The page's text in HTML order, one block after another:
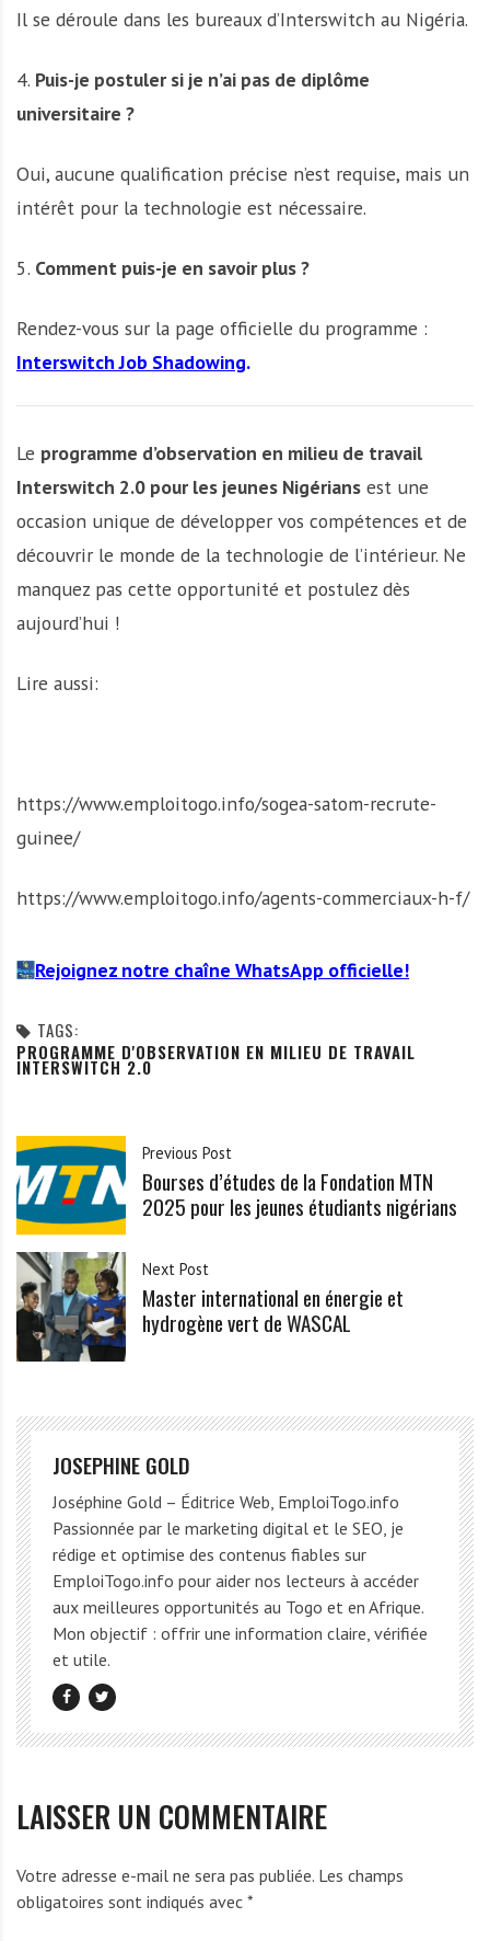
Il se déroule dans les bureaux d’Interswitch au Nigéria.
4. Puis-je postuler si je n’ai pas de diplôme
universitaire ?
Oui, aucune qualification précise n’est requise, mais un
intérêt pour la technologie est nécessaire.
5. Comment puis-je en savoir plus ?
Rendez-vous sur la page officielle du programme :
Interswitch Job Shadowing.
Le programme d’observation en milieu de travail
Interswitch 2.0 pour les jeunes Nigérians est une
occasion unique de développer vos compétences et de
découvrir le monde de la technologie de l’intérieur. Ne
manquez pas cette opportunité et postulez dès
aujourd’hui !
Lire aussi:
https://www.emploitogo.info/sogea-satom-recrute-
guinee/
https://www.emploitogo.info/agents-commerciaux-h-f/
Rejoignez notre chaîne WhatsApp officielle!
TAGS:
PROGRAMME D'OBSERVATION EN MILIEU DE TRAVAIL
INTERSWITCH 2.0
Previous Post
Bourses d’études de la Fondation MTN
2025 pour les jeunes étudiants nigérians
Next Post
Master international en énergie et
hydrogène vert de WASCAL
JOSEPHINE GOLD
Joséphine Gold – Éditrice Web, EmploiTogo.info
Passionnée par le marketing digital et le SEO, je
rédige et optimise des contenus fiables sur
EmploiTogo.info pour aider nos lecteurs à accéder
aux meilleures opportunités au Togo et en Afrique.
Mon objectif : offrir une information claire, vérifiée
et utile.
LAISSER UN COMMENTAIRE
Votre adresse e-mail ne sera pas publiée. Les champs
obligatoires sont indiqués avec *